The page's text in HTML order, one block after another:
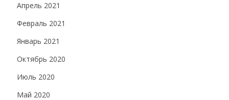
Апрель 2021
Февраль 2021
Январь 2021
Октябрь 2020
Июль 2020
Май 2020